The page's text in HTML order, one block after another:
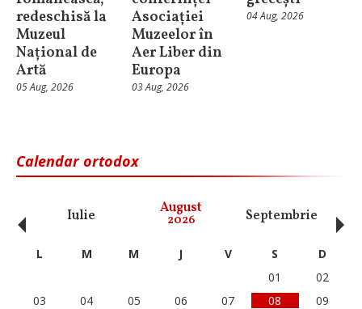
redeschisă la
Muzeul
Național de
Artă
05 Aug, 2026
Asociației
Muzeelor în
Aer Liber din
Europa
03 Aug, 2026
04 Aug, 2026
Calendar ortodox
Iulie August
2026 Septembrie
‹ L M M J V S
D
01
02
03
04 05 06 07 08
09